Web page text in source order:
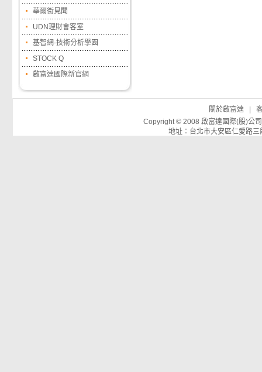
華爾街見聞
UDN理財會客室
基智網-技術分析學園
STOCK Q
啟富達國際新官網
關於啟富達
Copyright © 2008 啟富達國際(股)公
地址：台北市大安區仁愛路